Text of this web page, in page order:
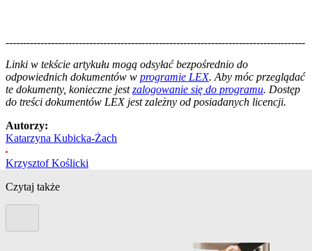
--------------------------------------------------------------------------------------
Linki w tekście artykułu mogą odsyłać bezpośrednio do
odpowiednich dokumentów w programie LEX. Aby móc przeglądać
te dokumenty, konieczne jestzalogowanie się do programu. Dostęp
do treści dokumentów LEX jest zależny od posiadanych licencji.
Autorzy:
Katarzyna Kubicka-Żach
Krzysztof Koślicki
Czytaj także